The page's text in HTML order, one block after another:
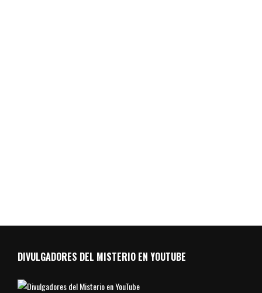
DIVULGADORES DEL MISTERIO EN YOUTUBE